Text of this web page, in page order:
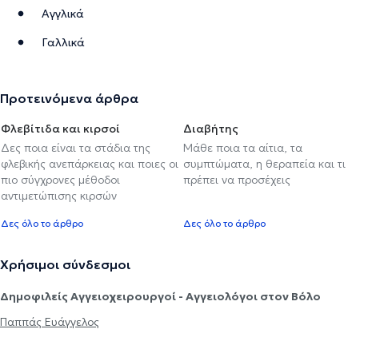
Αγγλικά
Γαλλικά
Προτεινόμενα άρθρα
Φλεβίτιδα και κιρσοί
Δες ποια είναι τα στάδια της
φλεβικής ανεπάρκειας και ποιες οι
πιο σύγχρονες μέθοδοι
αντιμετώπισης κιρσών
Δες όλο το άρθρο
Διαβήτης
Μάθε ποια τα αίτια, τα
συμπτώματα, η θεραπεία και τι
πρέπει να προσέχεις
Δες όλο το άρθρο
Χρήσιμοι σύνδεσμοι
Δημοφιλείς Αγγειοχειρουργοί - Αγγειολόγοι στον Βόλο
Παππάς Ευάγγελος